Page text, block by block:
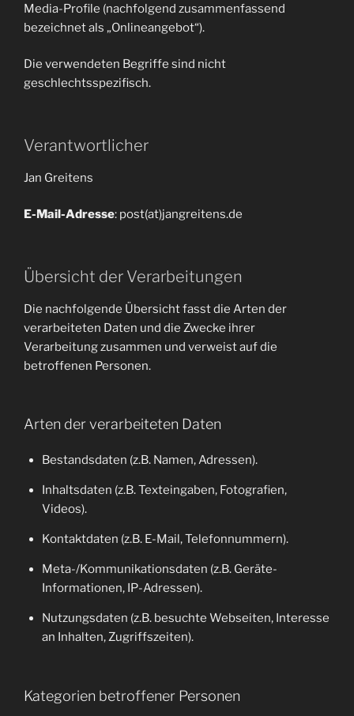
Media-Profile (nachfolgend zusammenfassend
bezeichnet als „Onlineangebot“).
Die verwendeten Begriffe sind nicht
geschlechtsspezifisch.
Verantwortlicher
Jan Greitens
E-Mail-Adresse: post(at)jangreitens.de
Übersicht der Verarbeitungen
Die nachfolgende Übersicht fasst die Arten der
verarbeiteten Daten und die Zwecke ihrer
Verarbeitung zusammen und verweist auf die
betroffenen Personen.
Arten der verarbeiteten Daten
Bestandsdaten (z.B. Namen, Adressen).
Inhaltsdaten (z.B. Texteingaben, Fotografien,
Videos).
Kontaktdaten (z.B. E-Mail, Telefonnummern).
Meta-/Kommunikationsdaten (z.B. Geräte-
Informationen, IP-Adressen).
Nutzungsdaten (z.B. besuchte Webseiten, Interesse
an Inhalten, Zugriffszeiten).
Kategorien betroffener Personen